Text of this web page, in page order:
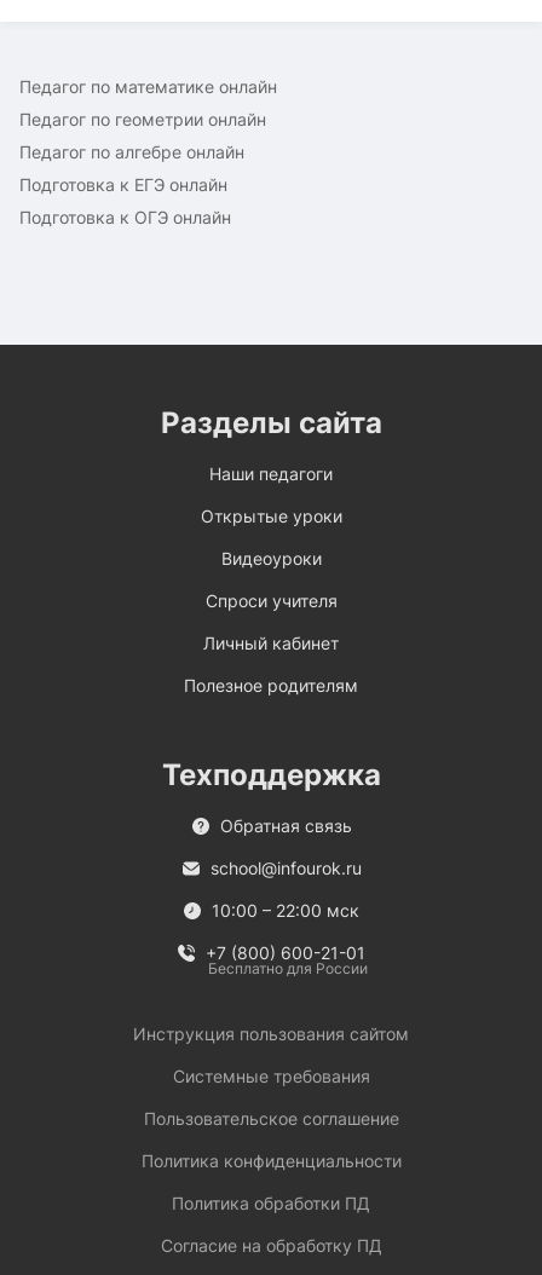
Педагог по математике онлайн
Педагог по геометрии онлайн
Педагог по алгебре онлайн
Подготовка к ЕГЭ онлайн
Подготовка к ОГЭ онлайн
Разделы сайта
Наши педагоги
Открытые уроки
Видеоуроки
Спроси учителя
Личный кабинет
Полезное родителям
Техподдержка
Обратная связь
school@infourok.ru
10:00 – 22:00 мск
+7 (800) 600-21-01
Бесплатно для России
Инструкция пользования сайтом
Системные требования
Пользовательское соглашение
Политика конфиденциальности
Политика обработки ПД
Согласие на обработку ПД